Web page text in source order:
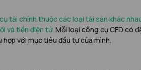
tài chính thuộc các loại tài sản khác
và tiền điện tử. Mỗi loại công cụ CFD có
hợp với mục tiêu đầu tư của mình.